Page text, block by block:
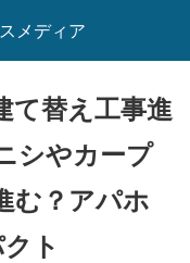
メディア
て替え工事進
シやカープ
む？アパホ
ト